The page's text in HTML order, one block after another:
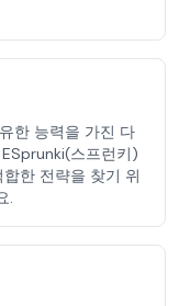
한 능력을 가진 다
스프런키)
한 전략을 찾기 위
.